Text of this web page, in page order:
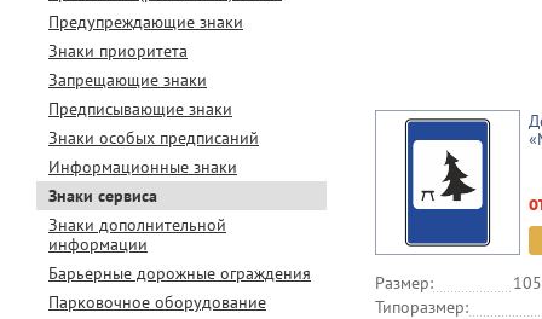
Предупреждающие знаки
Знаки приоритета
Запрещающие знаки
Предписывающие знаки
Знаки особых предписаний
Информационные знаки
Знаки сервиса
Знаки дополнительной
информации
Барьерные дорожные ограждения
Парковочное оборудование
Размер:
Типоразмер: